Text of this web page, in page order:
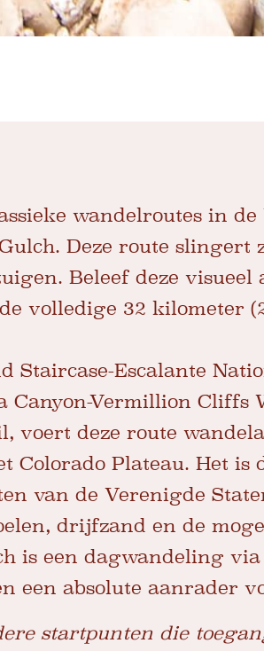
wandelroutes in
Deze route slingert
Beleef deze
volledige 32 kilometer
Staircase-Escalante
Canyon-Vermillion Cliffs
voert deze route
Colorado Plateau. Het is
van de Verenigde
drijfzand en de
is een dagwandeling
een absolute aanrader
startpunten die